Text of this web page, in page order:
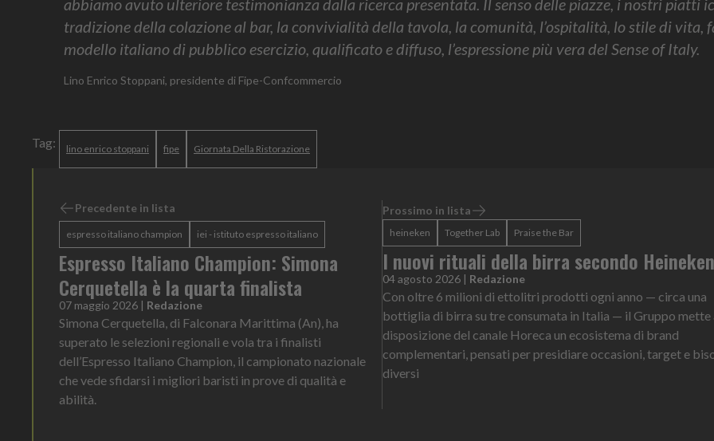
abbiamo avuto ulteriore testimonianza dalla ricerca presentata. Il senso delle piazze, i nostri piatti
tradizione della colazione al bar, la convivialità della tavola, la comunità, l’ospitalità, lo stile di vita,
modello italiano di pubblico esercizio, qualificato e diffuso, l’espressione più vera del Sense of Italy.
Lino Enrico Stoppani, presidente di Fipe-Confcommercio
Tag: lino enrico stoppani fipe Giornata Della Ristorazione
Precedente in lista
espresso italiano champion iei - istituto espresso italiano
Espresso Italiano Champion: Simona
Cerquetella è la quarta finalista
07 maggio 2026 | Redazione
Simona Cerquetella, di Falconara Marittima (An), ha
superato le selezioni regionali e vola tra i finalisti
dell’Espresso Italiano Champion, il campionato nazionale
che vede sfidarsi i migliori baristi in prove di qualità e
abilità.
Prossimo in lista
heineken Together Lab Praise the Bar
I nuovi rituali della birra secondo Heineken
04 agosto 2026 | Redazione
Con oltre 6 milioni di ettolitri prodotti ogni anno — circa una
bottiglia di birra su tre consumata in Italia — il Gruppo mette
disposizione del canale Horeca un ecosistema di brand
complementari, pensati per presidiare occasioni, target e
diversi